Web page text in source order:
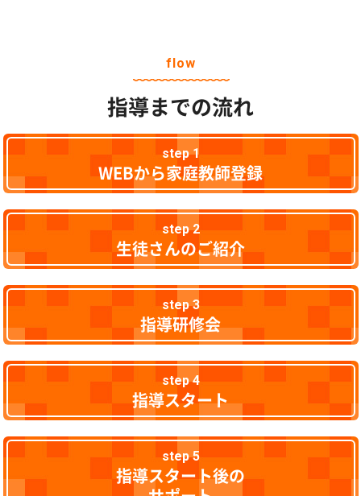
flow
指導までの流れ
step 1
WEBから家庭教師登録
step 2
生徒さんのご紹介
step 3
指導研修会
step 4
指導スタート
step 5
指導スタート後の